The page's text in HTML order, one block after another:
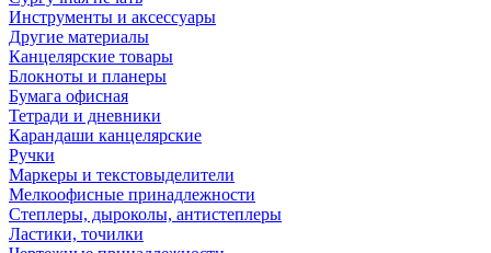
Инструменты и аксессуары
Другие материалы
Канцелярские товары
Блокноты и планеры
Бумага офисная
Тетради и дневники
Карандаши канцелярские
Ручки
Маркеры и текстовыделители
Мелкоофисные принадлежности
Степлеры, дыроколы, антистеплеры
Ластики, точилки